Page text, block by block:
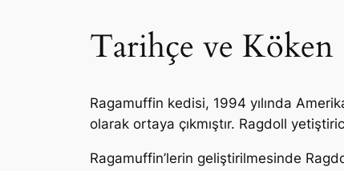
Tarihçe ve Köken
Ragamuffin kedisi, 1994 yılında
olarak ortaya çıkmıştır. Ragdoll
Ragamuffin’lerin geliştirilmesinde